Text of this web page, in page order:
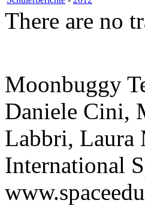
There are no
Moonbuggy
Daniele Cini,
Labbri, Laura
International